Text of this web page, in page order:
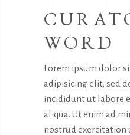
WORD
Lorem ipsum dolor
adipisicing elit, sed
incididunt ut labore
aliqua. Ut enim ad
nostrud exercitation